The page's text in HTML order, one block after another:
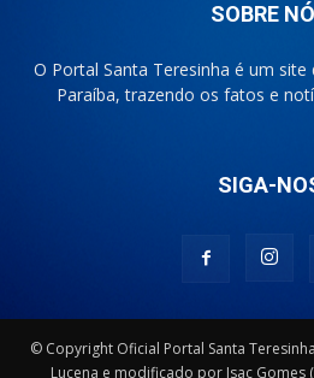
SOBRE
O Portal Santa Teresinha é um
Paraíba, trazendo os fatos e
SIGA-
© Copyright Oficial Portal Santa
Lucena e modificado por Isac Gomes